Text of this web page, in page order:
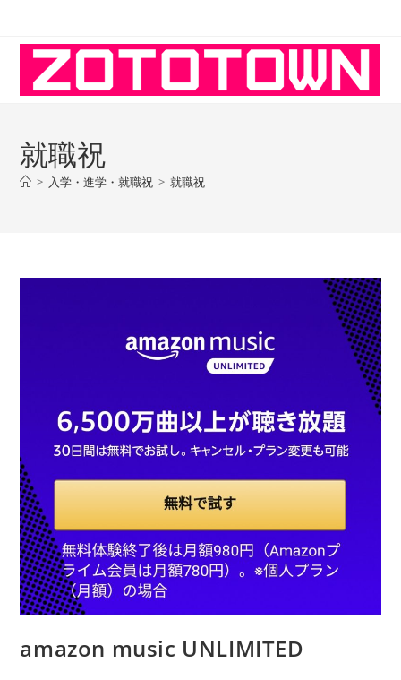
就職祝
> 入学・進学・就職祝 > 就職祝
amazon music UNLIMITED